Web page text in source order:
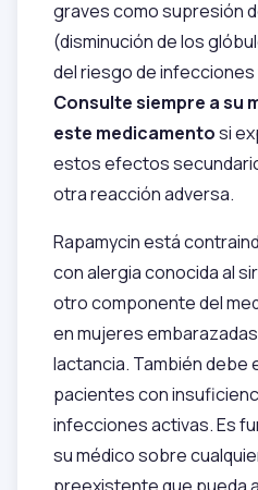
graves como supresión
(disminución de los
del riesgo de
Consulte siempre a su
este medicamentosi
estos efectos
otra reacción adversa.
Rapamycin está
con alergia conocida al
otro componente del
en mujeres
lactancia. También debe
pacientes con
infecciones activas. Es
su médico sobre